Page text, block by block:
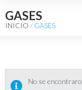
GASES
INICIO / GASES
No se